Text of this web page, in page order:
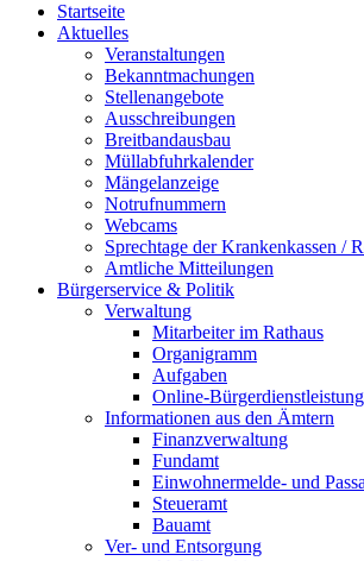
Startseite
Aktuelles
Veranstaltungen
Bekanntmachungen
Stellenangebote
Ausschreibungen
Breitbandausbau
Müllabfuhrkalender
Mängelanzeige
Notrufnummern
Webcams
Sprechtage der Krankenkassen /
Amtliche Mitteilungen
Bürgerservice & Politik
Verwaltung
Mitarbeiter im Rathaus
Organigramm
Aufgaben
Online-
Informationen aus den Ämtern
Finanzverwaltung
Fundamt
Einwohnermelde- und
Steueramt
Bauamt
Ver- und Entsorgung